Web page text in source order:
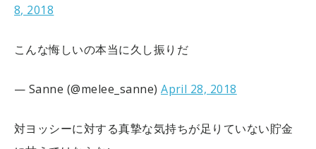
8, 2018
こんな悔しいの本当に久し振りだ
— Sanne (@melee_sanne)April 28, 2018
対ヨッシーに対する真摯な気持ちが足りていない貯金